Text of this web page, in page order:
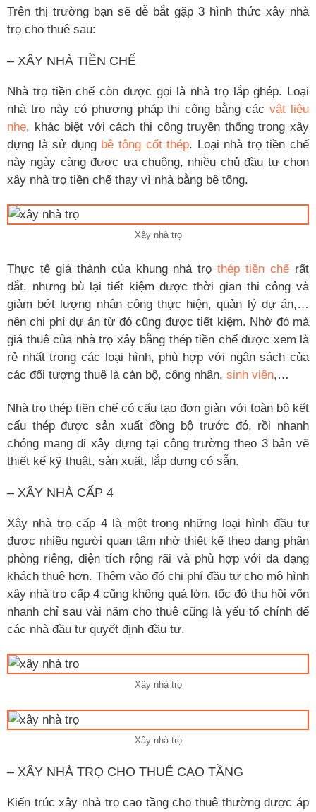
Trên thị trường bạn sẽ dễ bắt gặp 3 hình thức xây nhà
trọ cho thuê sau:
– XÂY NHÀ TIỀN CHẾ
Nhà trọ tiền chế còn được gọi là nhà trọ lắp ghép. Loại
nhà trọ này có phương pháp thi công bằng cácvật liệu
nhẹ, khác biệt với cách thi công truyền thống trong xây
dựng là sử dụng bê tông cốt thép. Loại nhà trọ tiền chế
này ngày càng được ưa chuộng, nhiều chủ đầu tư chọn
xây nhà trọ tiền chế thay vì nhà bằng bê tông.
Xây nhà trọ
Thực tế giá thành của khung nhà trọthép tiền chế rất
đắt, nhưng bù lại tiết kiệm được thời gian thi công và
giảm bớt lượng nhân công thực hiện, quản lý dự án,…
nên chi phí dự án từ đó cũng được tiết kiệm. Nhờ đó mà
giá thuê của nhà trọ xây bằng thép tiền chế được xem là
rẻ nhất trong các loại hình, phù hợp với ngân sách của
các đối tượng thuê là cán bộ, công nhân, sinh viên,…
Nhà trọ thép tiền chế có cấu tạo đơn giản với toàn bộ kết
cấu thép được sản xuất đồng bộ trước đó, rồi nhanh
chóng mang đi xây dựng tại công trường theo 3 bản vẽ
thiết kế kỹ thuật, sản xuất, lắp dựng có sẵn.
– XÂY NHÀ CẤP 4
Xây nhà trọ cấp 4 là một trong những loại hình đầu tư
được nhiều người quan tâm nhờ thiết kế theo dạng phân
phòng riêng, diện tích rộng rãi và phù hợp với đa dạng
khách thuê hơn. Thêm vào đó chi phí đầu tư cho mô hình
xây nhà trọ cấp 4 cũng không quá lớn, tốc độ thu hồi vốn
nhanh chỉ sau vài năm cho thuê cũng là yếu tố chính để
các nhà đầu tư quyết định đầu tư.
Xây nhà trọ
Xây nhà trọ
– XÂY NHÀ TRỌ CHO THUÊ CAO TẦNG
Kiến trúc xây nhà trọ cao tầng cho thuê thường được áp